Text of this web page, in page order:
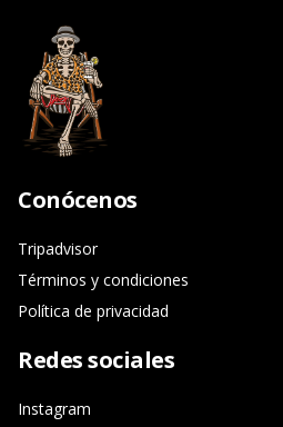
Conócenos
Tripadvisor
Términos y condiciones
Política de privacidad
Redes sociales
Instagram